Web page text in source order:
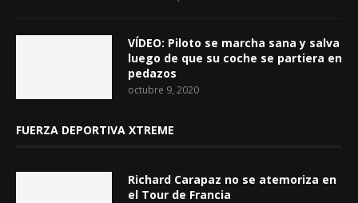
VÍDEO: Piloto se marcha sana y salva
luego de que su coche se partiera en
pedazos
octubre 9, 2020
FUERZA DEPORTIVA XTREME
Richard Carapaz no se atemoriza en
el Tour de Francia